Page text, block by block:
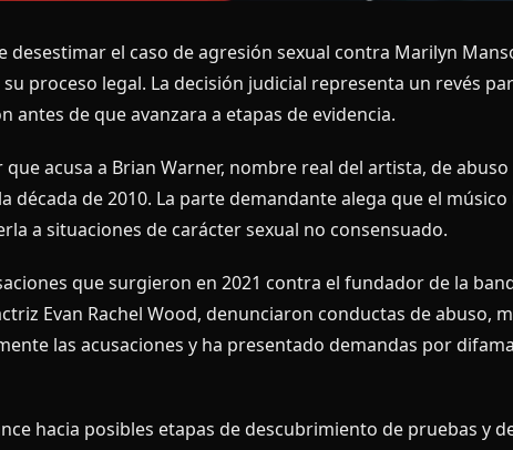
desestimar el caso de agresión sexual contra Marilyn
proceso legal. La decisión judicial representa un revés
antes de que avanzara a etapas de evidencia.
acusa a Brian Warner, nombre real del artista, de abuso
de 2010. La parte demandante alega que el
a situaciones de carácter sexual no consensuado.
que surgieron en 2021 contra el fundador de la
Evan Rachel Wood, denunciaron conductas de abuso,
las acusaciones y ha presentado demandas por
hacia posibles etapas de descubrimiento de pruebas y